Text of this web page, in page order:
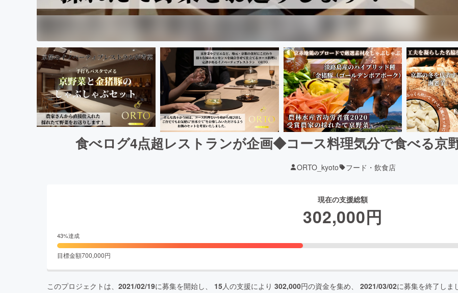
食べログ4点超レストランが企画◆コース料理気分で食べる京
ORTO_kyoto フード・飲食店
現在の支援総額
302,000円
43%達成
目標金額700,000円
このプロジェクトは、 2021/02/19に募集を開始し、 15人の支援により 302,000円の資金を集め、 2021/03/02に募集を終了しま